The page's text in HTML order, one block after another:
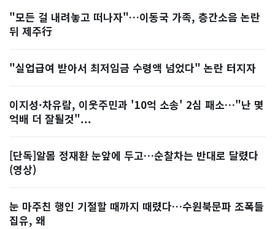
"모든 걸 내려놓고 떠나자"…이동국 가족, 층간소음 논란
뒤 제주行
"실업급여 받아서 최저임금 수령액 넘었다" 논란 터지자
이지성·차유람, 이웃주민과 '10억 소송' 2심 패소…"난 몇
억배 더 잘될것"...
[단독]알몸 정재환 눈앞에 두고…순찰차는 반대로 달렸다
(영상)
눈 마주친 행인 기절할 때까지 때렸다…수원북문파 조폭들
집유, 왜